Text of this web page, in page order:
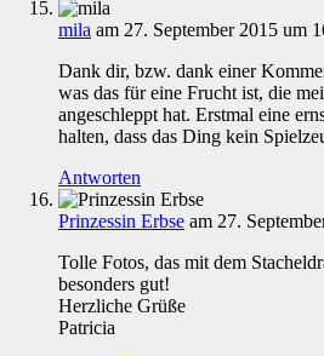
mila am 27. September 2015 um
Dank dir, bzw. dank einer
was das für eine Frucht ist, die
angeschleppt hat. Erstmal eine
halten, dass das Ding kein
Antworten
Prinzessin Erbse am 27.
Tolle Fotos, das mit dem
besonders gut!
Herzliche Grüße
Patricia